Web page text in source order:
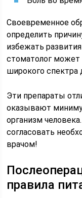
Своевременное
определить
избежать
стоматолог может
широкого спектра
Эти препараты
оказывают
организм
согласовать
врачом!
правила